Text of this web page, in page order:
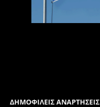
ΔΗΜΟΦΙΛΕΙΣ ΑΝΑΡΤΗΣΕΙΣ